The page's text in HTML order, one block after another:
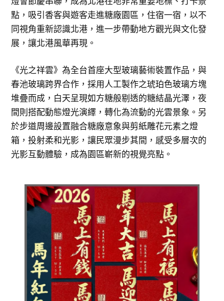
點，吸引香客與遊客走進糖廠園區，住宿一宿，以不
同視角重新認識北港，進一步帶動地方觀光與文化發
展，讓北港風華再現。
《光之祥雲》為全台首座大型玻璃藝術裝置作品，與
春池玻璃跨界合作，採用人工製作之琥珀色玻璃方塊
堆疊而成，白天呈現如方糖般剔透的糖結晶光澤，夜
間則搭配動態燈光演繹，轉化為流動的光雲景象。另
於步道周邊設置融合糖廠意象與剪紙雕花元素之燈
箱，投射柔和光影，讓民眾漫步其間，感受多層次的
光影互動體驗，成為園區嶄新的視覺亮點。